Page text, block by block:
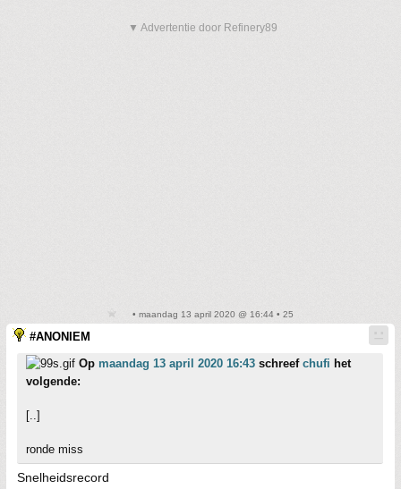
▼ Advertentie door Refinery89
• maandag 13 april 2020 @ 16:44 • 25
#ANONIEM
Op maandag 13 april 2020 16:43 schreef chufi het
volgende:
[..]
ronde miss
Snelheidsrecord